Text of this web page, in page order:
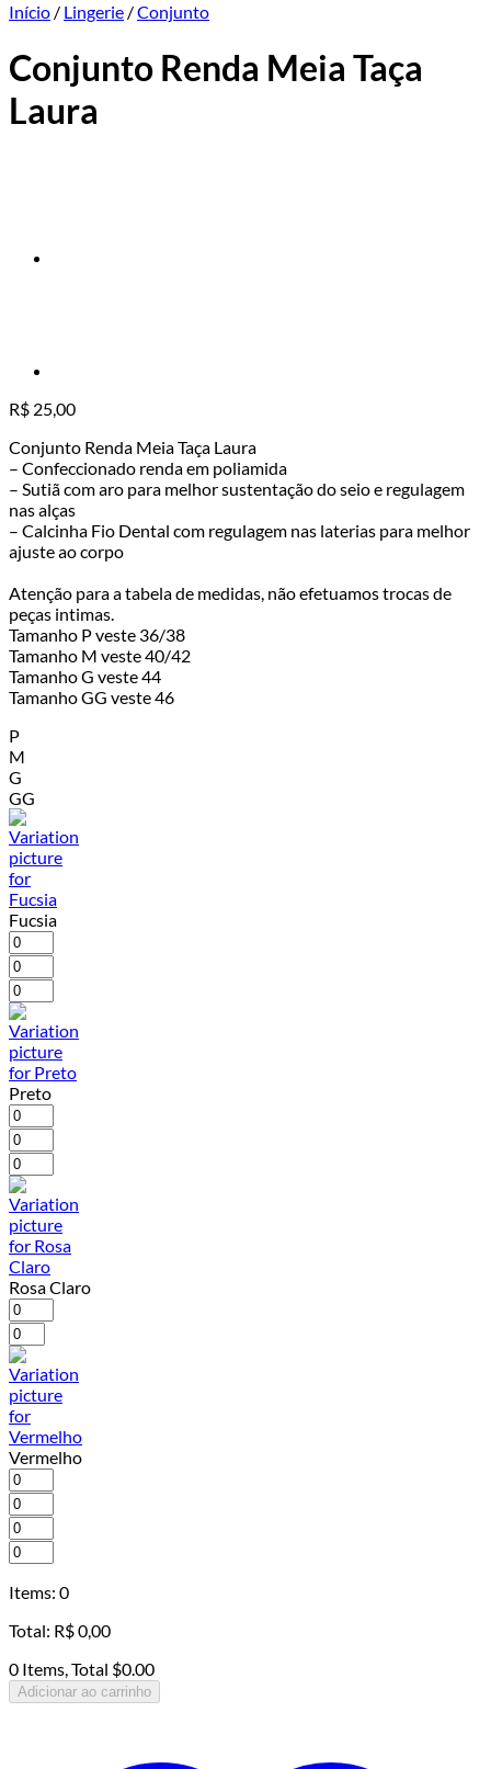
Início / Lingerie /Conjunto
Conjunto Renda Meia Taça
Laura
R$ 25,00
Conjunto Renda Meia Taça Laura
– Confeccionado renda em poliamida
– Sutiã com aro para melhor sustentação do seio e regulagem
nas alças
– Calcinha Fio Dental com regulagem nas laterias para melhor
ajuste ao corpo
Atenção para a tabela de medidas, não efetuamos trocas de
peças intimas.
Tamanho P veste 36/38
Tamanho M veste 40/42
Tamanho G veste 44
Tamanho GG veste 46
P
M
G
GG
Fucsia
Preto
Rosa Claro
Vermelho
Items: 0
Total: R$0,00
0 Items, Total $0.00
Adicionar ao carrinho